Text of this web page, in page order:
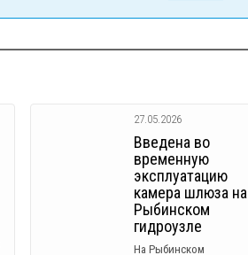
27.05.2026
Введена во
временную
эксплуатацию
камера шлюза на
Рыбинском
гидроузле
На Рыбинском